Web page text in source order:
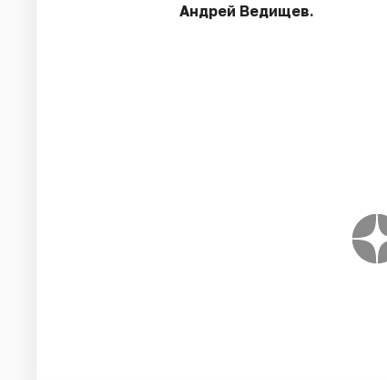
Андрей Ведищев.